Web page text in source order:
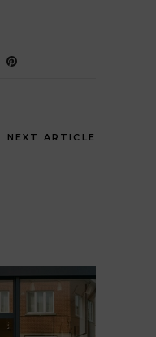
NEXT ARTICLE